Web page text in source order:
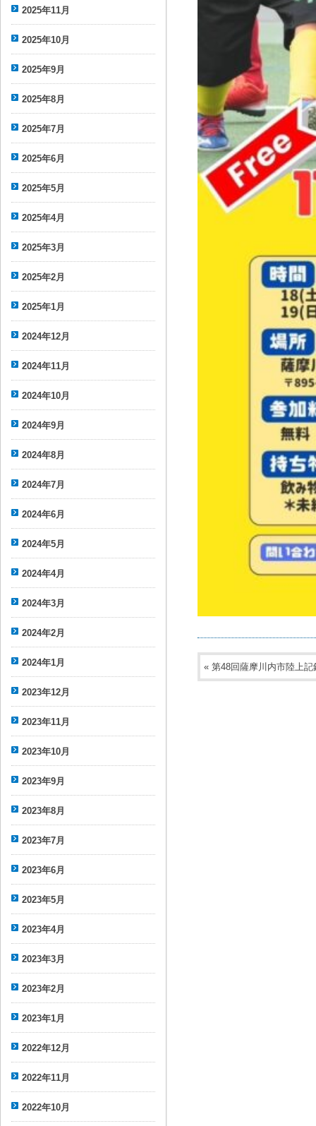
2025年11月
2025年10月
2025年9月
2025年8月
2025年7月
2025年6月
2025年5月
2025年4月
2025年3月
2025年2月
2025年1月
2024年12月
2024年11月
2024年10月
2024年9月
2024年8月
2024年7月
2024年6月
2024年5月
2024年4月
2024年3月
2024年2月
2024年1月
2023年12月
2023年11月
2023年10月
2023年9月
2023年8月
2023年7月
2023年6月
2023年5月
2023年4月
2023年3月
2023年2月
2023年1月
2022年12月
2022年11月
2022年10月
« 第48回薩摩川内市陸上記